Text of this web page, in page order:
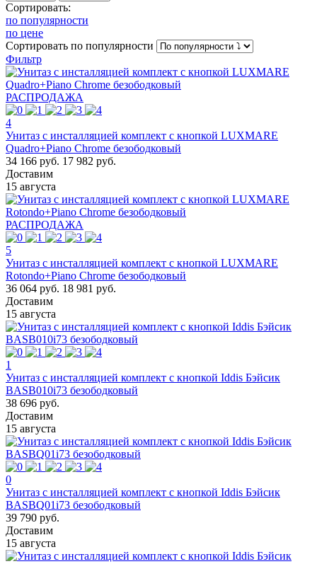
Сортировать:
по популярности
по цене
Сортировать по популярности
Фильтр
РАСПРОДАЖА
4
Унитаз с инсталляцией комплект с кнопкой LUXMARE
Quadro+Piano Chrome безободковый
34 166 руб. 17 982 руб.
Доставим
15 августа
РАСПРОДАЖА
5
Унитаз с инсталляцией комплект с кнопкой LUXMARE
Rotondo+Piano Chrome безободковый
36 064 руб. 18 981 руб.
Доставим
15 августа
1
Унитаз с инсталляцией комплект с кнопкой Iddis Бэйсик
BASB010i73 безободковый
38 696 руб.
Доставим
15 августа
0
Унитаз с инсталляцией комплект с кнопкой Iddis Бэйсик
BASBQ01i73 безободковый
39 790 руб.
Доставим
15 августа